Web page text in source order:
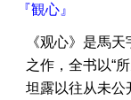
『観心』
《观心》是馬
之作，全书以“
坦露以往从未公